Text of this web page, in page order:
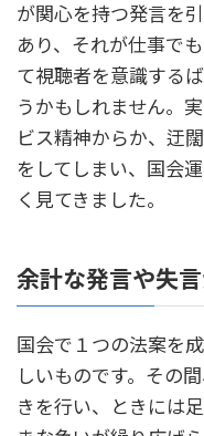
が関心を持つ発言を
あり、それが仕事で
て視聴者を意識する
うかもしれません。
ビス精神からか、迂
をしてしまい、国会
く見てきました。
余計な発言や失
国会で１つの法案を
しいものです。その
きを行い、ときには